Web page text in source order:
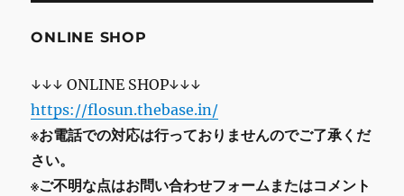
ONLINE SHOP
↓↓↓ ONLINE SHOP↓↓↓
https://flosun.thebase.in/
※お電話での対応は行っておりませんのでご了承くだ
さい。
※ご不明な点はお問い合わせフォームまたはコメント